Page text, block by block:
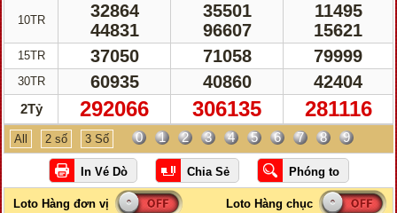
10TR
15TR
30TR
2Tỷ
32864
44831
37050
60935
292066
35501
96607
71058
40860
306135
11495
15621
79999
42404
281116
All 2 số 3 Số 0 1 2 3 4 5 6 7 8 9